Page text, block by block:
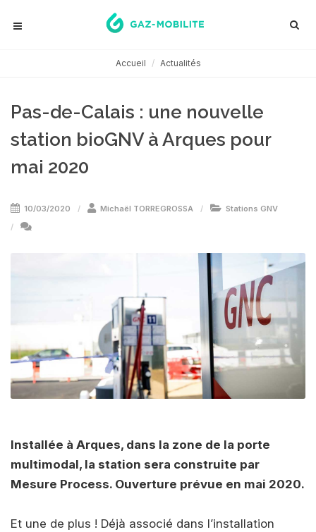
Accueil Actualités
Pas-de-Calais : une nouvelle
station bioGNV à Arques pour
mai 2020
10/03/2020 Michaël TORREGROSSA Stations GNV
Installée à Arques, dans la zone de la porte
multimodal, la station sera construite par
Mesure Process. Ouverture prévue en mai 2020.
Et une de plus ! Déjà associé dans l’installation